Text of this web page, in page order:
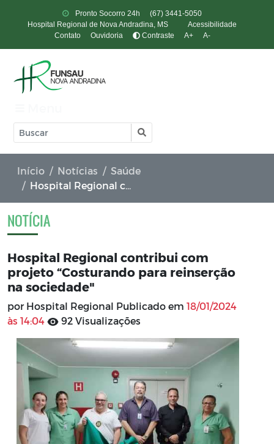
Pronto Socorro 24h
(67) 3441-5050
Hospital Regional de Nova Andradina, MS
Acessibilidade
Contato
Ouvidoria Contraste A+ A-
Início Notícias
Saúde
Hospital Regional contribui com projeto “Costurando para reinserção na sociedade"
NOTÍCIA
Hospital Regional contribui com
projeto “Costurando para reinserção
na sociedade"
por Hospital Regional Publicado em 18/01/2024
às 14:04
92 Visualizações